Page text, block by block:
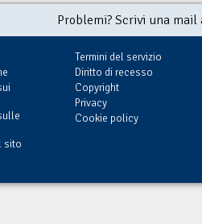
Problemi? Scrivi una
sito
Termini del servizio
Diritto di recesso
Copyright
Privacy
Cookie policy